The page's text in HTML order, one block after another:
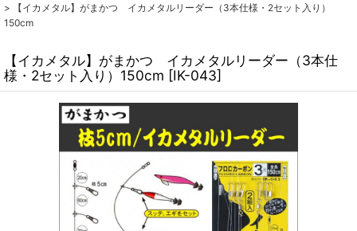
>
【イカメタル】がまかつ イカメタルリーダー（3本仕様・2セット入り）
150cm
【イカメタル】がまかつ イカメタルリーダー（3本仕
様・2セット入り）150cm [IK-043]